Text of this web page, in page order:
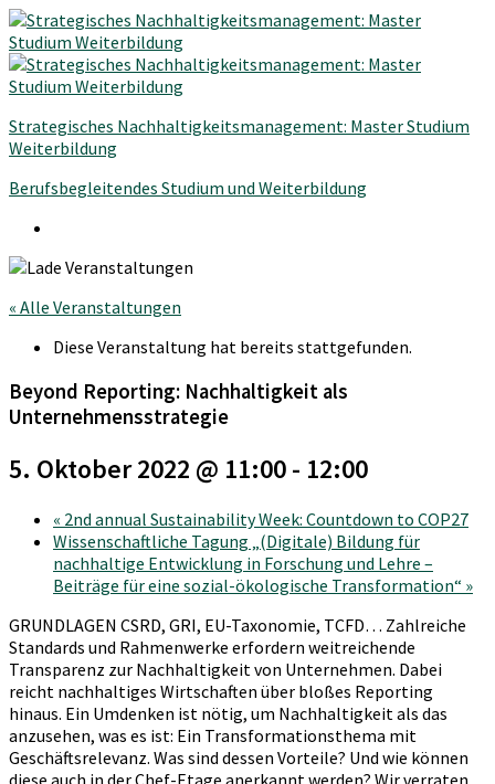
Strategisches Nachhaltigkeitsmanagement: Master Studium
Weiterbildung
Berufsbegleitendes Studium und Weiterbildung
« Alle Veranstaltungen
Diese Veranstaltung hat bereits stattgefunden.
Beyond Reporting: Nachhaltigkeit als
Unternehmensstrategie
5. Oktober 2022 @ 11:00- 12:00
« 2nd annual Sustainability Week: Countdown to COP27
Wissenschaftliche Tagung „(Digitale) Bildung für
nachhaltige Entwicklung in Forschung und Lehre –
Beiträge für eine sozial-ökologische Transformation“ »
GRUNDLAGEN CSRD, GRI, EU-Taxonomie, TCFD… Zahlreiche
Standards und Rahmenwerke erfordern weitreichende
Transparenz zur Nachhaltigkeit von Unternehmen. Dabei
reicht nachhaltiges Wirtschaften über bloßes Reporting
hinaus. Ein Umdenken ist nötig, um Nachhaltigkeit als das
anzusehen, was es ist: Ein Transformationsthema mit
Geschäftsrelevanz. Was sind dessen Vorteile? Und wie können
diese auch in der Chef-Etage anerkannt werden? Wir verraten